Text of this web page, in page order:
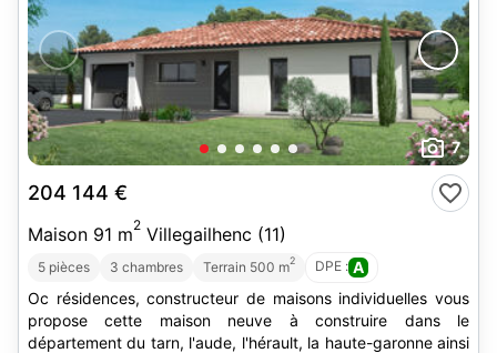
7
204 144 €
Maison 91 m2 Villegailhenc (11)
5 pièces 3 chambres Terrain 500 m2 DPE : A
Oc résidences, constructeur de maisons individuelles vous
propose cette maison neuve à construire dans le
département du tarn, l'aude, l'hérault, la haute-garonne ainsi